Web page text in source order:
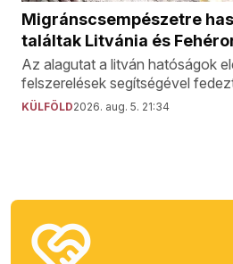
Migránscsempészetre
találtak Litvánia és
Az alagutat a litván hatóságok
felszerelések segítségével
KÜLFÖLD2026. aug. 5. 21:34